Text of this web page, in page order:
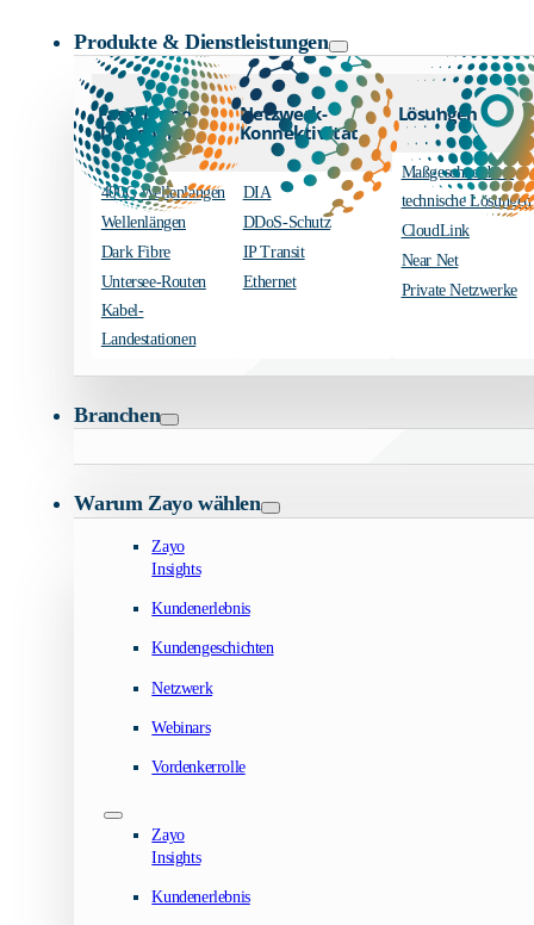
Produkte & Dienstleistungen
Fasern und
Transport
400G Wellenlängen
Wellenlängen
Dark Fibre
Untersee-Routen
Kabel-
Landestationen
Netzwerk-
Konnektivität
DIA
DDoS-Schutz
IP Transit
Ethernet
Lösungen
Maßgeschneiderte
technische Lösungen
CloudLink
Near Net
Private Netzwerke
Branchen
Warum Zayo wählen
Zayo
Insights
Kundenerlebnis
Kundengeschichten
Netzwerk
Webinars
Vordenkerrolle
Zayo
Insights
Kundenerlebnis